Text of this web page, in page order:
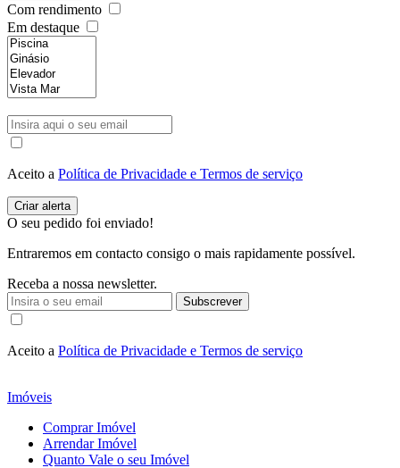
Com rendimento
Em destaque
Aceito a Política de Privacidade e Termos de serviço
O seu pedido foi enviado!
Entraremos em contacto consigo o mais rapidamente possível.
Receba a nossa newsletter.
Subscrever
Aceito a Política de Privacidade e Termos de serviço
Imóveis
Comprar Imóvel
Arrendar Imóvel
Quanto Vale o seu Imóvel